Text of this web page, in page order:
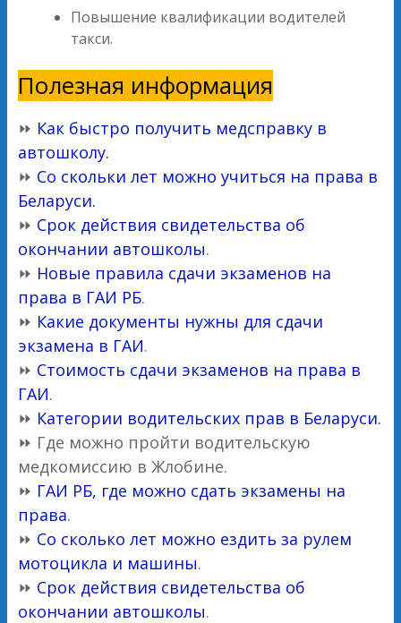
Повышение квалификации водителей
такси.
Полезная информация
⏩ Как быстро получить медсправку в
автошколу.
⏩ Со скольки лет можно учиться на права в
Беларуси.
⏩ Срок действия свидетельства об
окончании автошколы.
⏩ Новые правила сдачи экзаменов на
права в ГАИ РБ.
⏩ Какие документы нужны для сдачи
экзамена в ГАИ.
⏩ Стоимость сдачи экзаменов на права в
ГАИ.
⏩ Категории водительских прав в Беларуси.
⏩ Где можно пройти водительскую
медкомиссию в Жлобине.
⏩ ГАИ РБ, где можно сдать экзамены на
права.
⏩ Со сколько лет можно ездить за рулем
мотоцикла и машины.
⏩ Срок действия свидетельства об
окончании автошколы.